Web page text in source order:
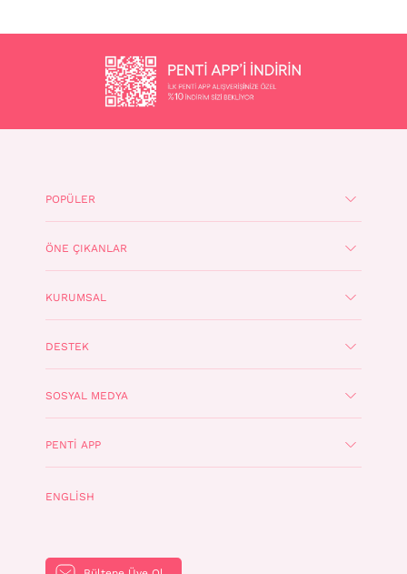
POPÜLER
ÖNE ÇIKANLAR
KURUMSAL
DESTEK
SOSYAL MEDYA
PENTI APP
ENGLISH